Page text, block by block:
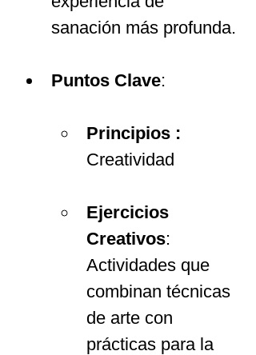
sanación más profunda.
Puntos Clave:
Principios :
Creatividad
Ejercicios
Creativos:
Actividades que
combinan técnicas
de arte con
prácticas para la